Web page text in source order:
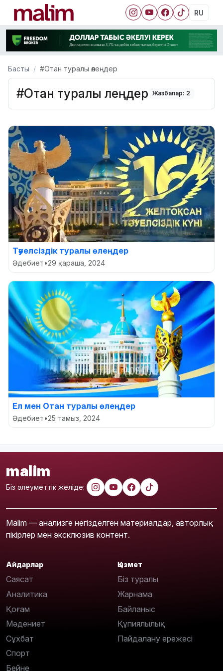
RU
Басты #Отан туралы өлеңдер
#Отан туралы өлеңдер Жазбалар: 2
Тәуелсіздік туралы өлеңдер
Әдебиет•29 қараша, 2024
Ел мен Отан туралы өлеңдер
Әдебиет•25 тамыз, 2024
malim
Біз әлеуметтік желіде:
Malim — анализге негізделген материалдар, авторлық
пікірлер мен эксклюзив контент.
Айдарлар
Саясат
Аналитика
Қоғам
Мәдениет
Сұхбат
Спорт
Бейне
Қызмет
Біз туралы
Жарнама
Байланыс
Құпиялылық
Пайдалану ережесі